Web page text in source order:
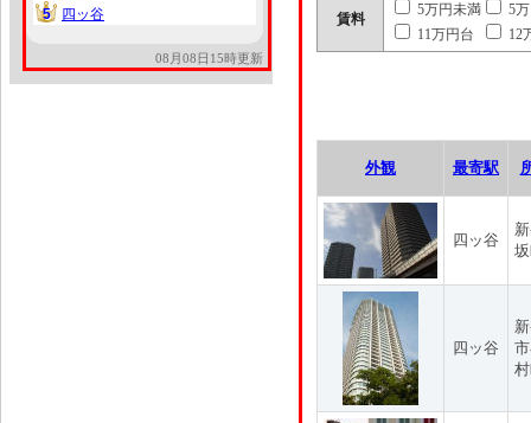
5
5 四ッ谷
08月08日15時更新
賃料
5万円未満
5
11万円台
12
外観 最寄駅
四ッ谷
四ッ谷